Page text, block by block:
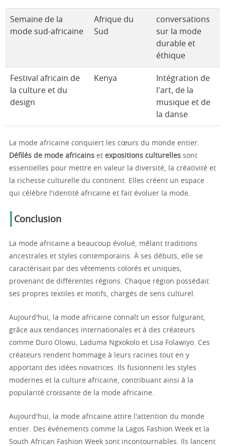
Semaine de la
mode sud-africaine
Afrique du
Sud
conversations
sur la mode
durable et
éthique
Festival africain de
la culture et du
design
Kenya
Intégration de
l'art, de la
musique et de
la danse
La mode africaine conquiert les cœurs du monde entier.
Défilés de mode africains et expositions culturelles sont
essentielles pour mettre en valeur la diversité, la créativité et
la richesse culturelle du continent. Elles créent un espace
qui célèbre l'identité africaine et fait évoluer la mode.
Conclusion
La mode africaine a beaucoup évolué, mêlant traditions
ancestrales et styles contemporains. À ses débuts, elle se
caractérisait par des vêtements colorés et uniques,
provenant de différentes régions. Chaque région possédait
ses propres textiles et motifs, chargés de sens culturel.
Aujourd'hui, la mode africaine connaît un essor fulgurant,
grâce aux tendances internationales et à des créateurs
comme Duro Olowu, Laduma Ngxokolo et Lisa Folawiyo. Ces
créateurs rendent hommage à leurs racines tout en y
apportant des idées novatrices. Ils fusionnent les styles
modernes et la culture africaine, contribuant ainsi à la
popularité croissante de la mode africaine.
Aujourd'hui, la mode africaine attire l'attention du monde
entier. Des événements comme la Lagos Fashion Week et la
South African Fashion Week sont incontournables. Ils lancent